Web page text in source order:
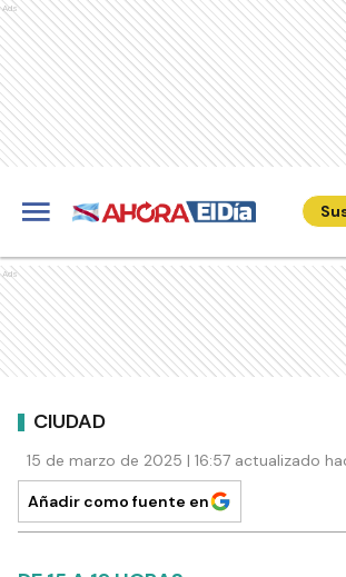
Ads
Ads
CIUDAD
15 de marzo de 2025 | 16:57 actualizado
Añadir como fuente en